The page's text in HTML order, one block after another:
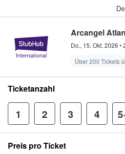
StubHub -
Arcangel
Do., 15. Okt. 2026 •
Über 200 Tickets
Ticketanzahl
1 2 3 4
Preis pro Ticket